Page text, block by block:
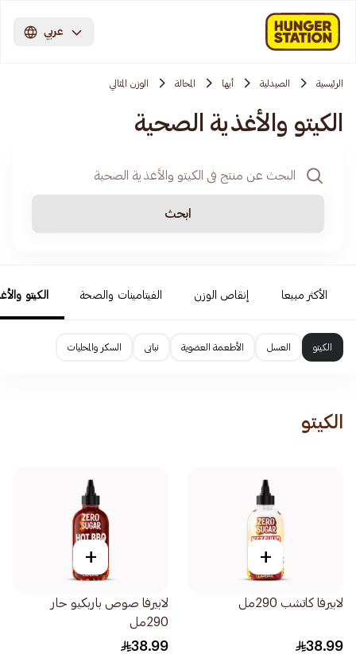
عربي
الرئيسية الصيدلية أبها المحالة الوزن المثالي
الكيتو والأغذية الصحية
ابحث
الأكثر مبيعا إنقاص الوزن الفيتامينات والصحة الكيتو
الكيتو العسل الأطعمة العضوية نباتى السكر والمحليات
الكيتو
+
لابيرفا كاتشب 290مل
38.99
+
لابيرفا صوص باربكيو حار
290مل
38.99